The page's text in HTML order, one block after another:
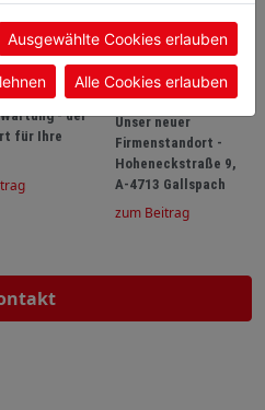
- der
für Ihre
Unser neuer
Firmenstandort -
Hoheneckstraße 9,
A-4713 Gallspach
zum Beitrag
Ausgewählte Cookies erlauben
Alle Cookies erlauben